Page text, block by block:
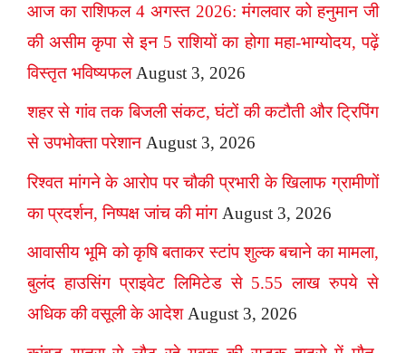
आज का राशिफल 4 अगस्त 2026: मंगलवार को हनुमान जी
की असीम कृपा से इन 5 राशियों का होगा महा-भाग्योदय, पढ़ें
विस्तृत भविष्यफल August 3, 2026
शहर से गांव तक बिजली संकट, घंटों की कटौती और ट्रिपिंग
से उपभोक्ता परेशान August 3, 2026
रिश्वत मांगने के आरोप पर चौकी प्रभारी के खिलाफ ग्रामीणों
का प्रदर्शन, निष्पक्ष जांच की मांग August 3, 2026
आवासीय भूमि को कृषि बताकर स्टांप शुल्क बचाने का मामला,
बुलंद हाउसिंग प्राइवेट लिमिटेड से 5.55 लाख रुपये से
अधिक की वसूली के आदेश August 3, 2026